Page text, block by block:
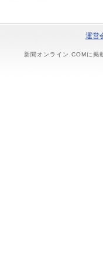
運営
新聞オンライン.COMに掲